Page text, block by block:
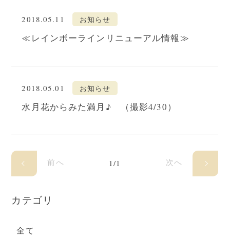
2018.05.11 お知らせ
≪レインボーラインリニューアル情報≫
2018.05.01 お知らせ
水月花からみた満月♪ （撮影4/30）
前へ 1/1 次へ
カテゴリ
全て